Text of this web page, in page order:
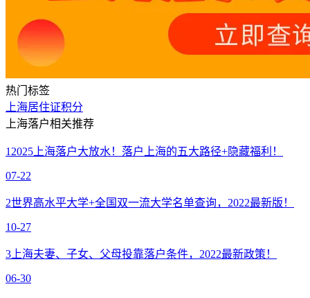
热门标签
上海居住证积分
上海落户相关推荐
1 2025上海落户大放水！落户上海的五大路径+隐藏福利！
07-22
2世界高水平大学+全国双一流大学名单查询，2022最新版！
10-27
3 上海夫妻、子女、父母投靠落户条件，2022最新政策！
06-30